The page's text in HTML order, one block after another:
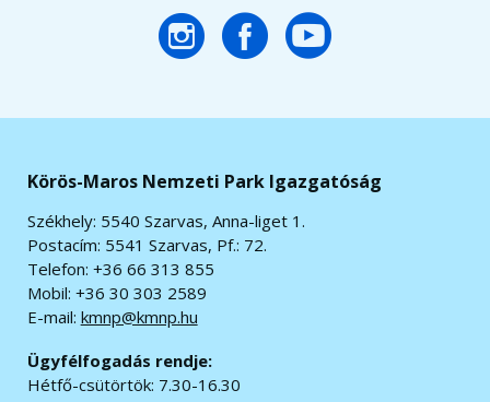
Körös-Maros Nemzeti Park Igazgatóság
Székhely: 5540 Szarvas, Anna-liget 1.
Postacím: 5541 Szarvas, Pf.: 72.
Telefon: +36 66 313 855
Mobil: +36 30 303 2589
E-mail: kmnp@kmnp.hu
Ügyfélfogadás rendje:
Hétfő-csütörtök: 7.30-16.30